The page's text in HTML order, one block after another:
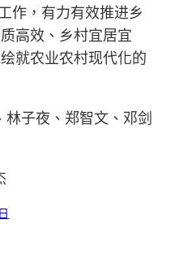
作，有力有效推进乡
高效、乡村宜居宜
就农业农村现代化的
子夜、郑智文、邓剑